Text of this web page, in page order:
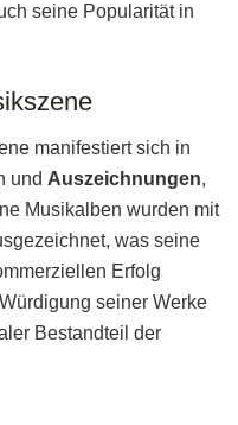
seine Popularität in
manifestiert sich in
und Auszeichnungen,
Musikalben wurden mit
was seine
Erfolg
seiner Werke
Bestandteil der